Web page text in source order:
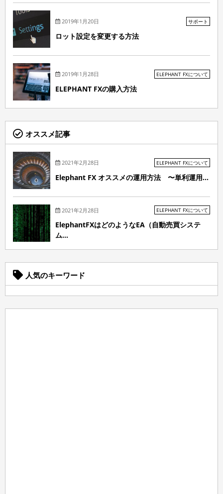
2019年1月20日 サポート
ロット設定を変更する方法
2019年1月28日 ELEPHANT FXについて
ELEPHANT FXの購入方法
オススメ記事
2021年2月28日 ELEPHANT FXについて
Elephant FX オススメの運用方法 〜単利運用...
2021年2月28日 ELEPHANT FXについて
ElephantFXはどのようなEA（自動売買システ
ム...
人気のキーワード